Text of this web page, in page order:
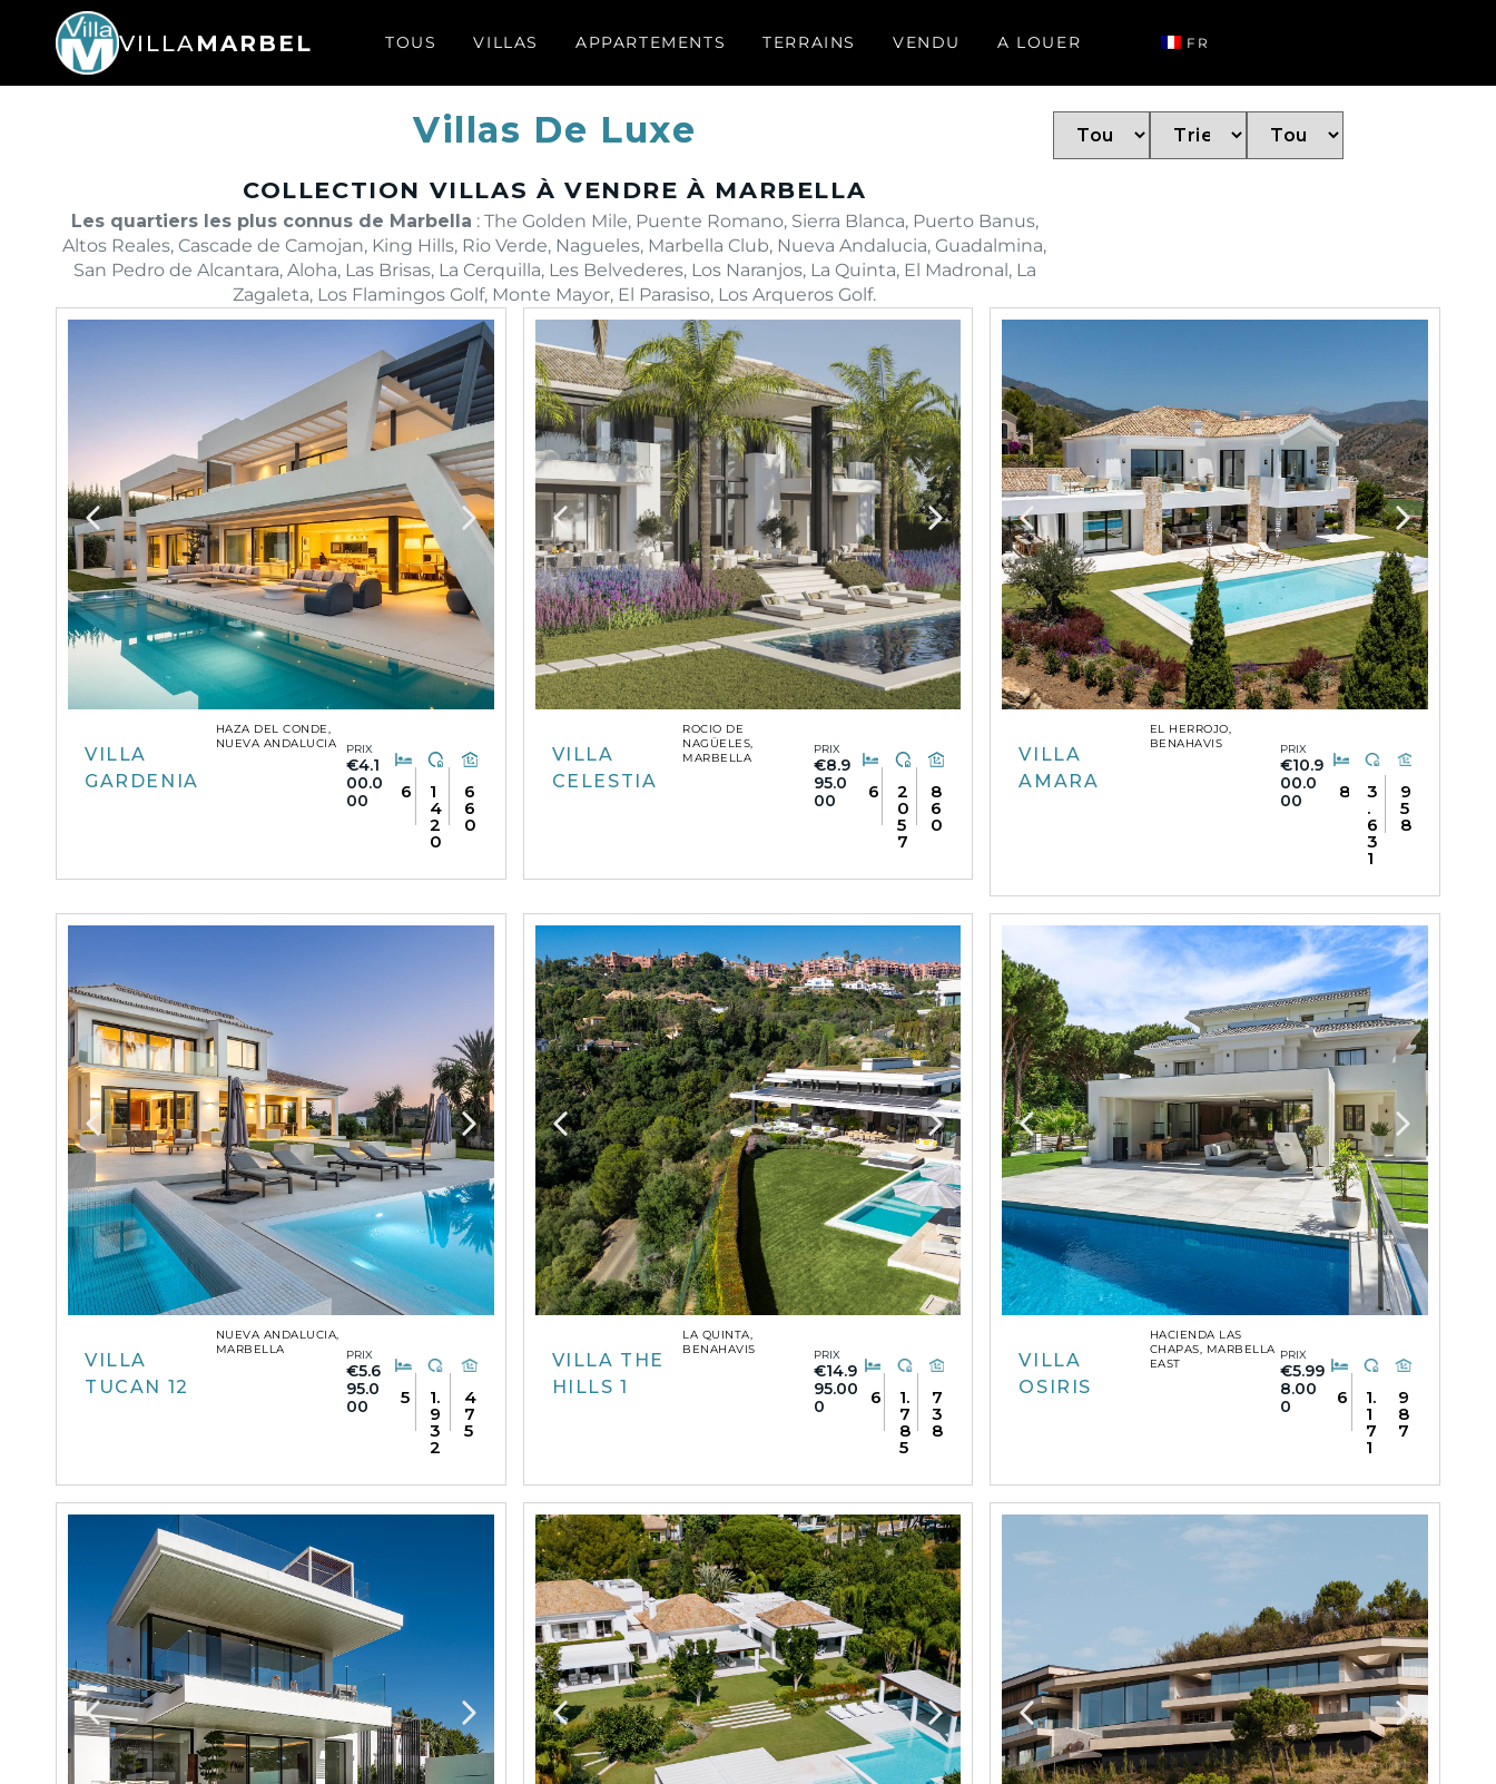
VILLA MARBEL TOUS VILLAS APPARTEMENTS TERRAINS VENDU A LOUER FR
Villas De Luxe
COLLECTION VILLAS À VENDRE À MARBELLA
Les quartiers les plus connus de Marbella : The Golden Mile, Puente Romano, Sierra Blanca, Puerto Banus,
Altos Reales, Cascade de Camojan, King Hills, Rio Verde, Nagueles, Marbella Club, Nueva Andalucia, Guadalmina,
San Pedro de Alcantara, Aloha, Las Brisas, La Cerquilla, Les Belvederes, Los Naranjos, La Quinta, El Madronal, La
Zagaleta, Los Flamingos Golf, Monte Mayor, El Parasiso, Los Arqueros Golf.
VILLA
GARDENIA
HAZA DEL CONDE,
NUEVA ANDALUCIA
PRIX
€4.1
00.0
00
6 1
4
2
0
6
6
0
VILLA
CELESTIA
ROCIO DE
NAGÜELES,
MARBELLA
PRIX
€8.9
95.0
00
6 2
0
5
7
8
6
0
VILLA
AMARA
EL HERROJO,
BENAHAVIS
PRIX
€10.9
00.0
00
8 3
.
6
3
1
9
5
8
VILLA
TUCAN 12
NUEVA ANDALUCIA,
MARBELLA
PRIX
€5.6
95.0
00
5 1.
9
3
2
4
7
5
VILLA THE
HILLS 1
LA QUINTA,
BENAHAVIS
PRIX
€14.9
95.00
0
6 1.
7
8
5
7
3
8
VILLA
OSIRIS
HACIENDA LAS
CHAPAS, MARBELLA
EAST
PRIX
€5.99
8.00
0
6 1.
1
7
1
9
8
7